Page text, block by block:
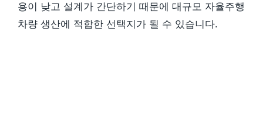
용이 낮고 설계가 간단하기 때문에 대규모 자율주행
차량 생산에 적합한 선택지가 될 수 있습니다.